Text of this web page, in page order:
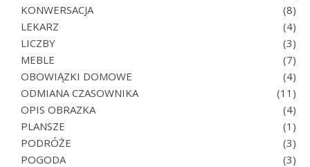
KONWERSACJA
(8)
LEKARZ
(4)
LICZBY
(3)
MEBLE
(7)
OBOWIĄZKI DOMOWE
(4)
ODMIANA CZASOWNIKA
(11)
OPIS OBRAZKA
(4)
PLANSZE
(1)
PODRÓŻE
(3)
POGODA
(3)